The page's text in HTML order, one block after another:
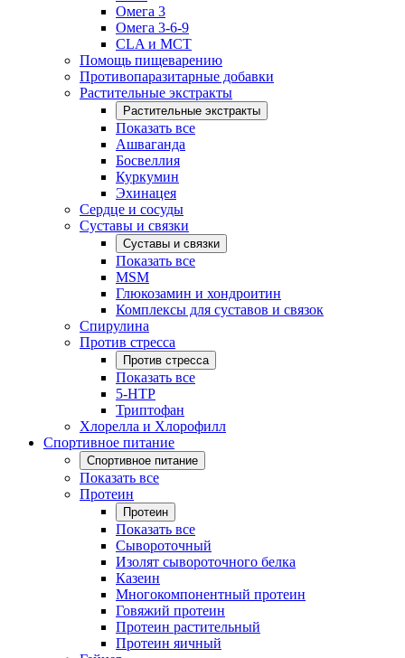
Омега 3
Омега 3-6-9
CLA и MCT
Помощь пищеварению
Противопаразитарные добавки
Растительные экстракты
Растительные экстракты
Показать все
Ашваганда
Босвеллия
Куркумин
Эхинацея
Сердце и сосуды
Суставы и связки
Суставы и связки
Показать все
MSM
Глюкозамин и хондроитин
Комплексы для суставов и связок
Спирулина
Против стресса
Против стресса
Показать все
5-HTP
Триптофан
Хлорелла и Хлорофилл
Спортивное питание
Спортивное питание
Показать все
Протеин
Протеин
Показать все
Сывороточный
Изолят сывороточного белка
Казеин
Многокомпонентный протеин
Говяжий протеин
Протеин растительный
Протеин яичный